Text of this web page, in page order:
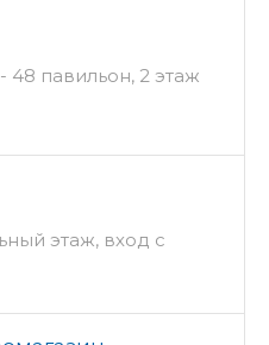
48 павильон, 2 этаж
этаж, вход с